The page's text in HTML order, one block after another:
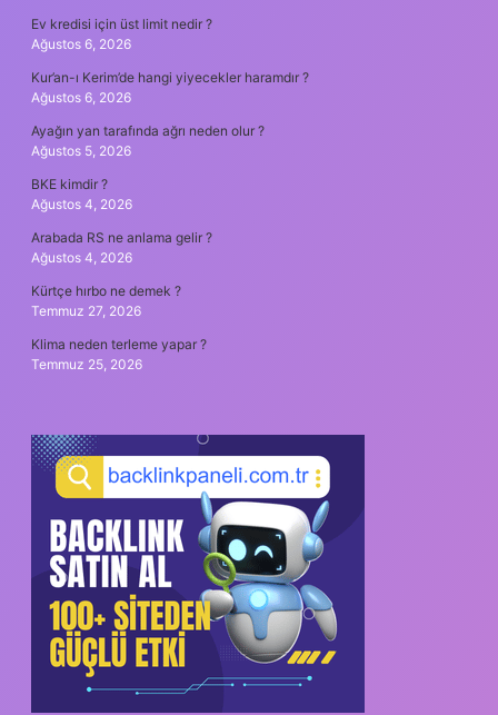
Ev kredisi için üst limit nedir ?
Ağustos 6, 2026
Kur’an-ı Kerim’de hangi yiyecekler haramdır ?
Ağustos 6, 2026
Ayağın yan tarafında ağrı neden olur ?
Ağustos 5, 2026
BKE kimdir ?
Ağustos 4, 2026
Arabada RS ne anlama gelir ?
Ağustos 4, 2026
Kürtçe hırbo ne demek ?
Temmuz 27, 2026
Klima neden terleme yapar ?
Temmuz 25, 2026